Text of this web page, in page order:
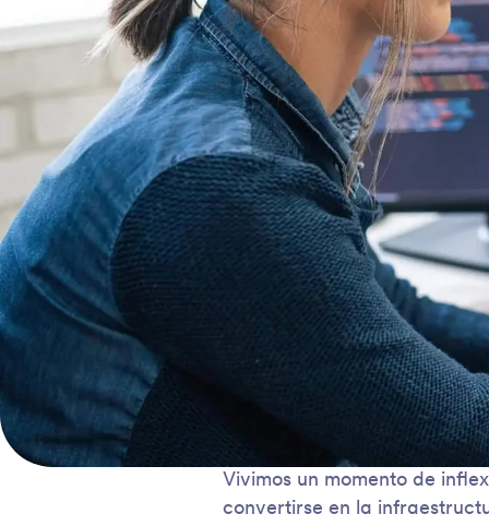
Vivimos un momento de
convertirse en la